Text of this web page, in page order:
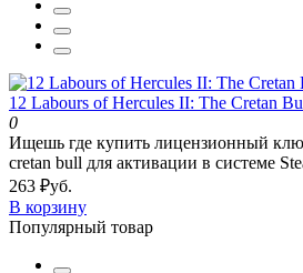
12 Labours of Hercules II: The Cretan
0
Ищешь где купить лицензионный
cretan bull для активации в системе
263 ₽уб.
В корзину
Популярный товар